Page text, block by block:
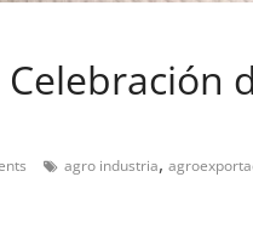
agro industria,